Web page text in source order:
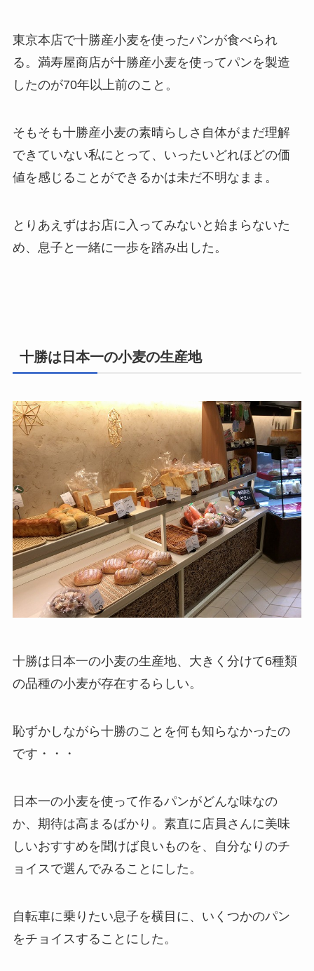
東京本店で十勝産小麦を使ったパンが食べられ
る。満寿屋商店が十勝産小麦を使ってパンを製造
したのが70年以上前のこと。
そもそも十勝産小麦の素晴らしさ自体がまだ理解
できていない私にとって、いったいどれほどの価
値を感じることができるかは未だ不明なまま。
とりあえずはお店に入ってみないと始まらないた
め、息子と一緒に一歩を踏み出した。
十勝は日本一の小麦の生産地
十勝は日本一の小麦の生産地、大きく分けて6種類
の品種の小麦が存在するらしい。
恥ずかしながら十勝のことを何も知らなかったの
です・・・
日本一の小麦を使って作るパンがどんな味なの
か、期待は高まるばかり。素直に店員さんに美味
しいおすすめを聞けば良いものを、自分なりのチ
ョイスで選んでみることにした。
自転車に乗りたい息子を横目に、いくつかのパン
をチョイスすることにした。